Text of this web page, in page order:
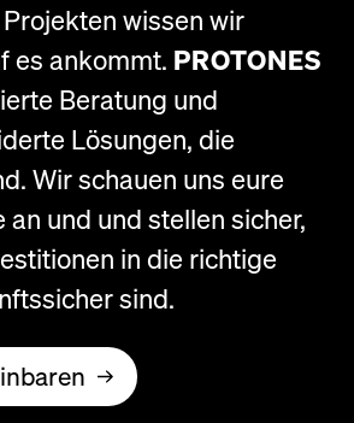
wissen wir
es ankommt. PROTONES
Beratung und
Lösungen, die
Wir schauen uns eure
an und und stellen sicher,
in die richtige
sind.